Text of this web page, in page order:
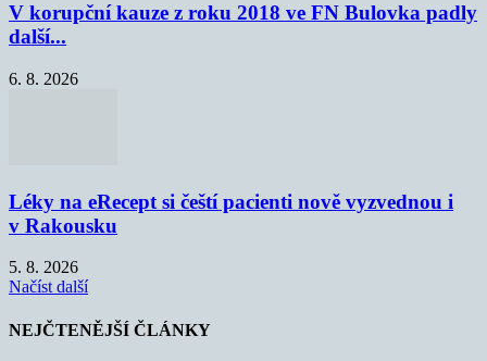
V korupční kauze z roku 2018 ve FN Bulovka padly
další...
6. 8. 2026
Léky na eRecept si čeští pacienti nově vyzvednou i
v Rakousku
5. 8. 2026
Načíst další
NEJČTENĚJŠÍ ČLÁNKY